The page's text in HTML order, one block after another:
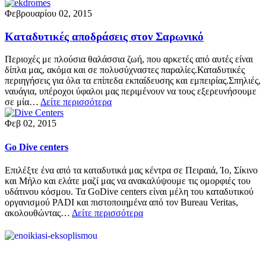
Φεβρουαρίου 02, 2015
Καταδυτικές αποδράσεις στον Σαρωνικό
Περιοχές με πλούσια θαλάσσια ζωή, που αρκετές από αυτές είναι
δίπλα μας, ακόμα και σε πολυσύχναστες παραλίες.Καταδυτικές
περιηγήσεις για όλα τα επίπεδα εκπαίδευσης και εμπειρίας.Σπηλιές,
ναυάγια, υπέροχοι ύφαλοι μας περιμένουν να τους εξερευνήσουμε
σε μία… Δείτε περισσότερα
Φεβ 02, 2015
Go Dive centers
Επιλέξτε ένα από τα καταδυτικά μας κέντρα σε Πειραιά, Ίο, Σίκινο
και Μήλο και ελάτε μαζί μας να ανακαλύψουμε τις ομορφιές του
υδάτινου κόσμου. Τα GoDive centers είναι μέλη του καταδυτικού
οργανισμού PADI και πιστοποιημένα από τον Bureau Veritas,
ακολουθώντας… Δείτε περισσότερα